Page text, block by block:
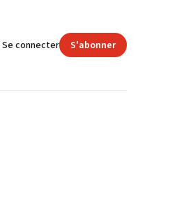
Se connecter S'abonner